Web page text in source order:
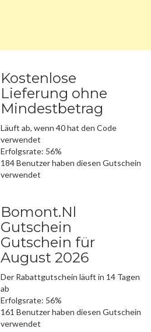
Kostenlose
Lieferung ohne
Mindestbetrag
Läuft ab, wenn 40 hat den Code
verwendet
Erfolgsrate: 56%
184 Benutzer haben diesen Gutschein
verwendet
Bomont.Nl
Gutschein
Gutschein für
August 2026
Der Rabattgutschein läuft in 14 Tagen
ab
Erfolgsrate: 56%
161 Benutzer haben diesen Gutschein
verwendet